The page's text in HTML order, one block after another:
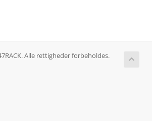
Alle rettigheder forbeholdes.